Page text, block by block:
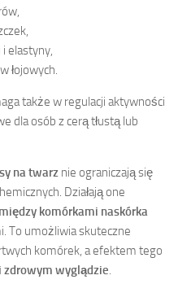
elastyny,
łojowych.
także w regulacji aktywności
dla osób z cerą tłustą lub
na twarz nie ograniczają się
Działają one
komórkami naskórka
To umożliwia skuteczne
komórek, a efektem tego
zdrowym wyglądzie.